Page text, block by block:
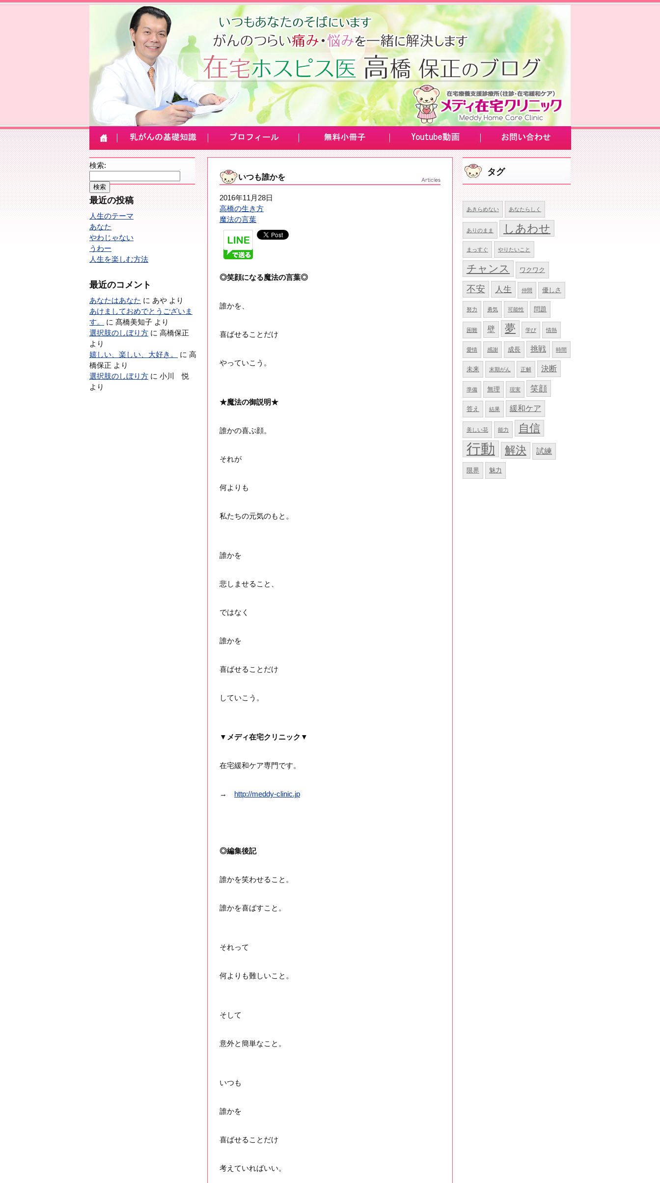
検索:
最近の投稿
人生のテーマ
あなた
やわじゃない
うわー
人生を楽しむ方法
最近のコメント
あなたはあなた に あや より
あけましておめでとうございま
す。
に 髙橋美知子 より
選択肢のしぼり方 に 高橋保正
より
嬉しい、楽しい、大好き。
に 高
橋保正 より
選択肢のしぼり方 に 小川 悦
より
タグ
あきらめない あなたらしく
ありのまま しあわせ
まっすぐ やりたいこと
チャンス ワクワク
不安 人生 仲間 優しさ
努力 勇気 可能性 問題
困難 壁 夢 学び 情熱
愛情 感謝 成長 挑戦 時間
未来 末期がん 正解 決断
準備 無理 現実 笑顔
答え 結果 緩和ケア
美しい花 能力 自信
行動 解決 試練
限界 魅力
いつも誰かを
2016年11月28日
高橋の生き方
魔法の言葉
◎笑顔になる魔法の言葉◎
誰かを、
喜ばせることだけ
やっていこう。
★魔法の御説明★
誰かの喜ぶ顔。
それが
何よりも
私たちの元気のもと。
誰かを
悲しませること、
ではなく
誰かを
喜ばせることだけ
していこう。
▼メディ在宅クリニック▼
在宅緩和ケア専門です。
→ http://meddy-clinic.jp
◎編集後記
誰かを笑わせること。
誰かを喜ばすこと。
それって
何よりも難しいこと。
そして
意外と簡単なこと。
いつも
誰かを
喜ばせることだけ
考えていればいい。